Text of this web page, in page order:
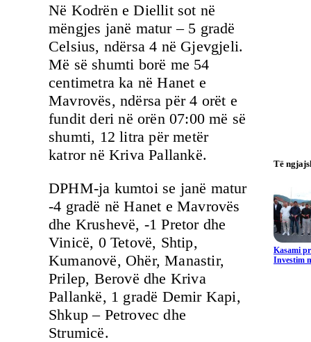
Në Kodrën e Diellit sot në
mëngjes janë matur – 5 gradë
Celsius, ndërsa 4 në Gjevgjeli.
Më së shumti borë me 54
centimetra ka në Hanet e
Mavrovës, ndërsa për 4 orët e
fundit deri në orën 07:00 më së
shumti, 12 litra për metër
katror në Kriva Pallankë.
DPHM-ja kumtoi se janë matur
-4 gradë në Hanet e Mavrovës
dhe Krushevë, -1 Pretor dhe
Vinicë, 0 Tetovë, Shtip,
Kumanovë, Ohër, Manastir,
Prilep, Berovë dhe Kriva
Pallankë, 1 gradë Demir Kapi,
Shkup – Petrovec dhe
Strumicë.
Të
Kasami
Investim